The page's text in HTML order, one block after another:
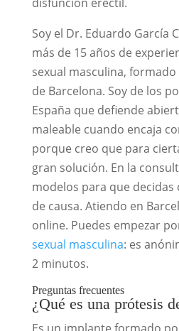
disfunción eréctil.
Soy el Dr. Eduardo García
más de 15 años de
sexual masculina,
de Barcelona. Soy de los
España que defiende
maleable cuando encaja
porque creo que para
gran solución. En la
modelos para que
de causa. Atiendo en
online. Puedes empezar
sexual masculina: es
2 minutos.
Preguntas frecuentes
¿Qué es una prótesis